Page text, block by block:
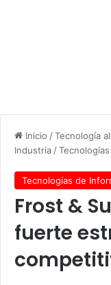
Inicio /Tecnología
Industria /
Tecnologías de
Frost &
fuerte